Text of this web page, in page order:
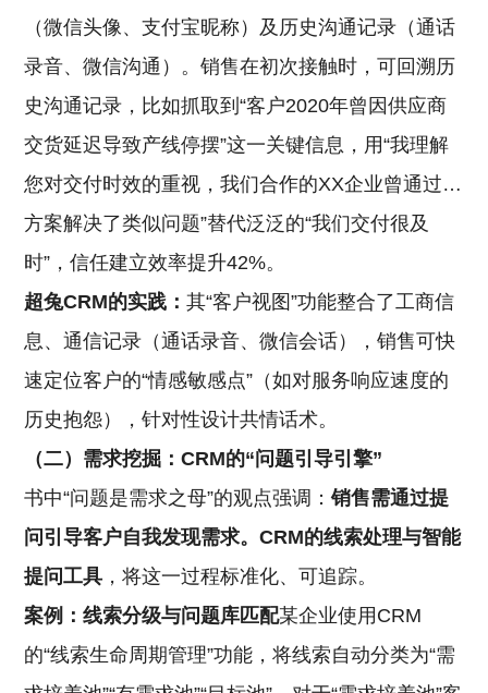
（微信头像、支付宝昵称）及历史沟通记录（通话
录音、微信沟通）。销售在初次接触时，可回溯历
史沟通记录，比如抓取到“客户2020年曾因供应商
交货延迟导致产线停摆”这一关键信息，用“我理解
您对交付时效的重视，我们合作的XX企业曾通过…
方案解决了类似问题”替代泛泛的“我们交付很及
时”，信任建立效率提升42%。
超兔CRM的实践：其“客户视图”功能整合了工商信
息、通信记录（通话录音、微信会话），销售可快
速定位客户的“情感敏感点”（如对服务响应速度的
历史抱怨），针对性设计共情话术。
（二）需求挖掘：CRM的“问题引导引擎”
书中“问题是需求之母”的观点强调：销售需通过提
问引导客户自我发现需求。CRM的线索处理与智能
提问工具 ，将这一过程标准化、可追踪。
案例：线索分级与问题库匹配某企业使用CRM
的“线索生命周期管理”功能，将线索自动分类为“需